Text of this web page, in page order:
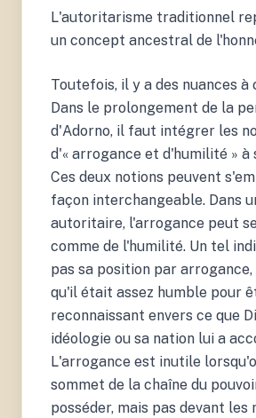
L'autoritarisme traditionnel
un concept ancestral de
Toutefois, il y a des nuances à
Dans le prolongement de la
d'Adorno, il faut intégrer les
d'« arrogance et d'humilité » à
Ces deux notions peuvent
façon interchangeable. Dans
autoritaire, l'arrogance peut
comme de l'humilité. Un tel
pas sa position par
qu'il était assez humble pour
reconnaissant envers ce que
idéologie ou sa nation lui a
L'arrogance est inutile
sommet de la chaîne du
posséder, mais pas devant les